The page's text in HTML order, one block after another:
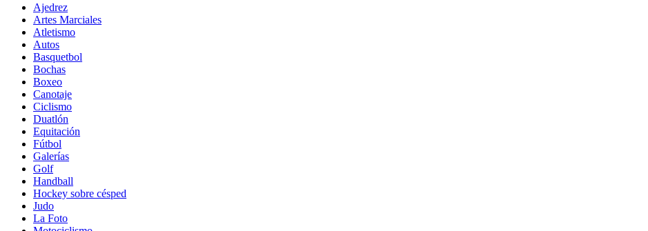
Ajedrez
Artes Marciales
Atletismo
Autos
Basquetbol
Bochas
Boxeo
Canotaje
Ciclismo
Duatlón
Equitación
Fútbol
Galerías
Golf
Handball
Hockey sobre césped
Judo
La Foto